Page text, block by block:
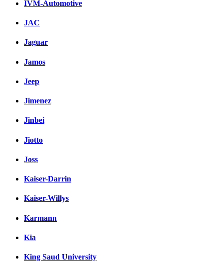
IVM-Automotive
JAC
Jaguar
Jamos
Jeep
Jimenez
Jinbei
Jiotto
Joss
Kaiser-Darrin
Kaiser-Willys
Karmann
Kia
King Saud University